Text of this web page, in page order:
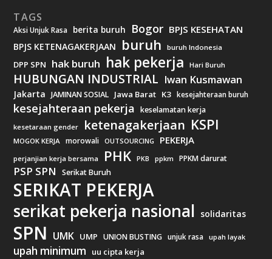
TAGS
Aksi Unjuk Rasa berita buruh Bogor BPJS KESEHATAN
BPJS KETENAGAKERJAAN buruh buruh Indonesia
DPP SPN hak buruh hak pekerja Hari Buruh
HUBUNGAN INDUSTRIAL Iwan Kusmawan
Jakarta JAMINAN SOSIAL Jawa Barat K3 kesejahteraan buruh
kesejahteraan pekerja keselamatan kerja
kesetaraan gender ketenagakerjaan KSPI
MOGOK KERJA morowali OUTSOURCING PEKERJA
perjanjian kerja bersama PHK PKB ppkm PPKM darurat
PSP SPN Serikat Buruh
SERIKAT PEKERJA
serikat pekerja nasional solidaritas
SPN UMK UMP UNION BUSTING unjuk rasa upah layak
upah minimum uu cipta kerja